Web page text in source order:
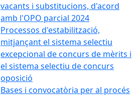
vacants i substitucions, d'acord
amb l'OPO parcial 2024
Processos d'estabilització,
mitjançant el sistema selectiu
excepcional de concurs de mèrits i
el sistema selectiu de concurs
oposició
Bases i convocatòria per al procés